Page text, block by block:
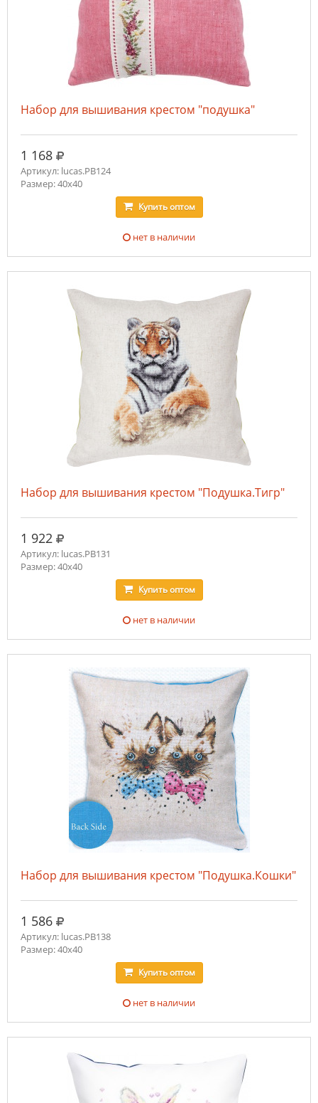
Набор для вышивания крестом "подушка"
1 168 руб.
Артикул: lucas.PB124
Размер: 40x40
Купитьоптом
нет в наличии
Набор для вышивания крестом "Подушка.Тигр"
1 922 руб.
Артикул: lucas.PB131
Размер: 40х40
Купитьоптом
нет в наличии
Набор для вышивания крестом "Подушка.Кошки"
1 586 руб.
Артикул: lucas.PB138
Размер: 40x40
Купитьоптом
нет в наличии